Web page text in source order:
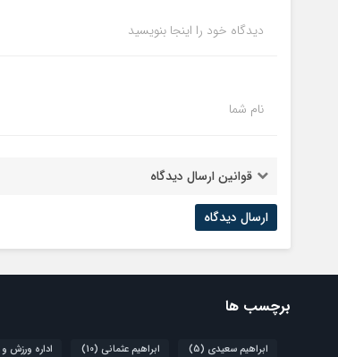
دیدگاه خود را اینجا بنویسید
نام شما
قوانین ارسال دیدگاه
برچسب ها
ابراهیم سعیدی (5) ابراهیم عثمانی (10) اداره ورزش